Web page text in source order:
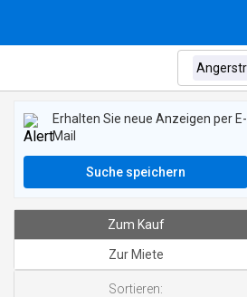
Erhalten Sie neue Anzeigen per E-
Mail
Suche speichern
Zum Kauf
Zur Miete
Sortieren: